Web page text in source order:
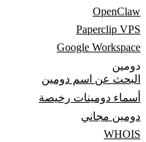
OpenClaw
Paperclip VPS
Google Workspace
دومين
البحث عن اسم دومين
أسماء دومينات رخيصة
دومين مجاني
WHOIS